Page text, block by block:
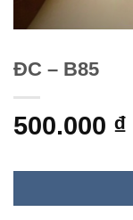
ĐC – B85
500.000 ₫